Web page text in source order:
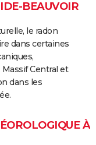
BEAUVOIR
le radon
dans certaines
Central et
dans les
À